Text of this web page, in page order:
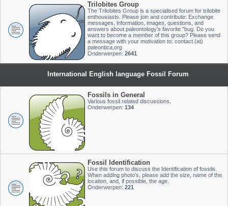
Trilobites Group
The Trilobites Group is a specialised forum for trilobite
enthousiasts. Please join and contribute: Exchange
messages, information, images, questions, and
answers about paleontology's favorite "bug. Do you
want to become a member of this group? Please send
a message with your motivation to: contact (at)
paleontica.org
Onderwerpen: 2641
International English language Fossil Forum
Fossils in General
Various fossil related discussions.
Onderwerpen: 134
Fossil Identification
Use this forum to discuss the Identification of fossils.
When adding photo's, please add the size, name of the
location, and, if possible, the age.
Onderwerpen: 221